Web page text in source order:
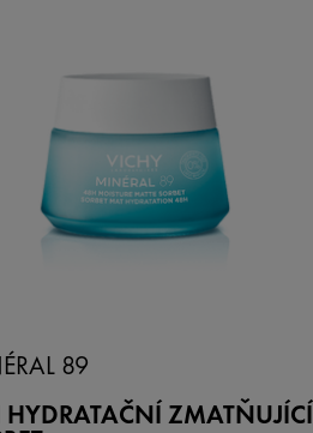
89
ZMATŇUJÍCÍ